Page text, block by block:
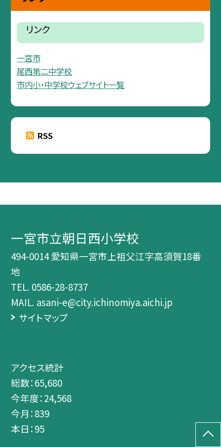
リンク
一宮市
尾西第二中学校
市内小・中学校ウェブサイト一覧
RSS
一宮市立朝日西小学校
494-0014 愛知県一宮市上祖父江字高須賀18番
地
TEL. 0586-28-8737
MAIL. asani-e@city.ichinomiya.aichi.jp
サイトマップ
アクセス統計
総数：65,680
今年度：24,568
今月：839
本日：95